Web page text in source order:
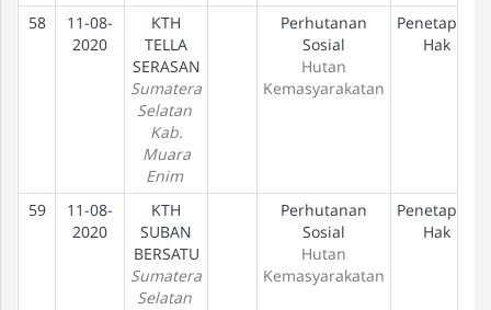
58
11-08-
2020
KTH
TELLA
SERASAN
Sumatera
Selatan
Kab.
Muara
Enim
Perhutanan
Sosial
Hutan
Kemasyarakatan
Penetapan
Hak
59
11-08-
2020
KTH
SUBAN
BERSATU
Sumatera
Selatan
Perhutanan
Sosial
Hutan
Kemasyarakatan
Penetapan
Hak